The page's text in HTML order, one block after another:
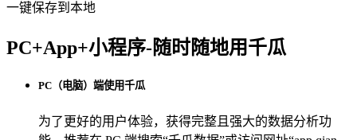
一键保存到本地
PC+App+小程序-随时随地用千瓜
PC（电脑）端使用千瓜
为了更好的用户体验，获得完整且强大的数据分析功